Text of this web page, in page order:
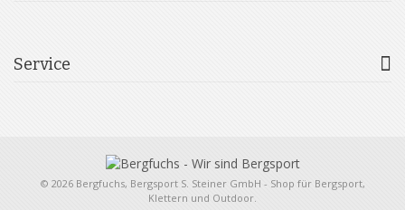
Service
© 2026 Bergfuchs, Bergsport S. Steiner GmbH - Shop für Bergsport,
Klettern und Outdoor.